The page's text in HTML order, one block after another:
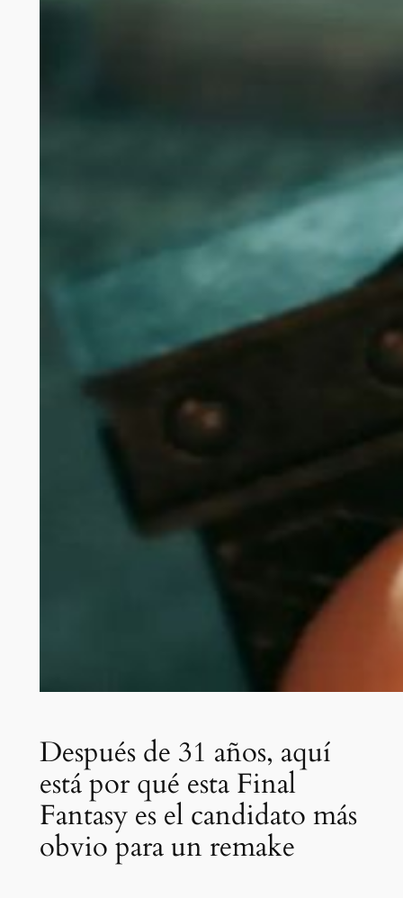
Después de 31 años, aquí
está por qué esta Final
Fantasy es el candidato más
obvio para un remake